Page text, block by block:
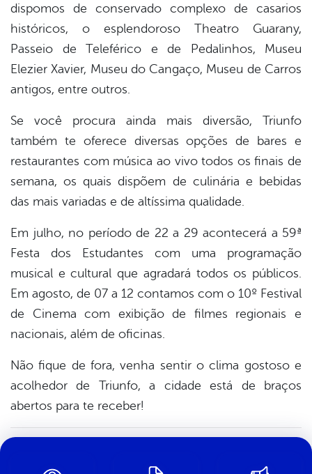
dispomos de conservado complexo de casarios
históricos, o esplendoroso Theatro Guarany,
Passeio de Teleférico e de Pedalinhos, Museu
Elezier Xavier, Museu do Cangaço, Museu de Carros
antigos, entre outros.
Se você procura ainda mais diversão, Triunfo
também te oferece diversas opções de bares e
restaurantes com música ao vivo todos os finais de
semana, os quais dispõem de culinária e bebidas
das mais variadas e de altíssima qualidade.
Em julho, no período de 22 a 29 acontecerá a 59ª
Festa dos Estudantes com uma programação
musical e cultural que agradará todos os públicos.
Em agosto, de 07 a 12 contamos com o 10º Festival
de Cinema com exibição de filmes regionais e
nacionais, além de oficinas.
Não fique de fora, venha sentir o clima gostoso e
acolhedor de Triunfo, a cidade está de braços
abertos para te receber!